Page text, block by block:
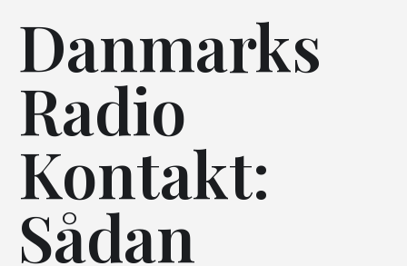
Danmarks
Radio
Kontakt:
Sådan